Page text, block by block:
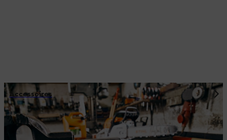
Accessoires